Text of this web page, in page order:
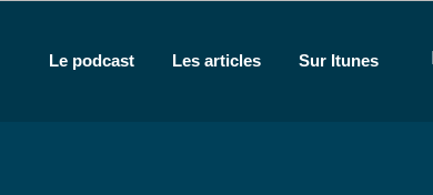
Le podcast Les articles Sur Itunes